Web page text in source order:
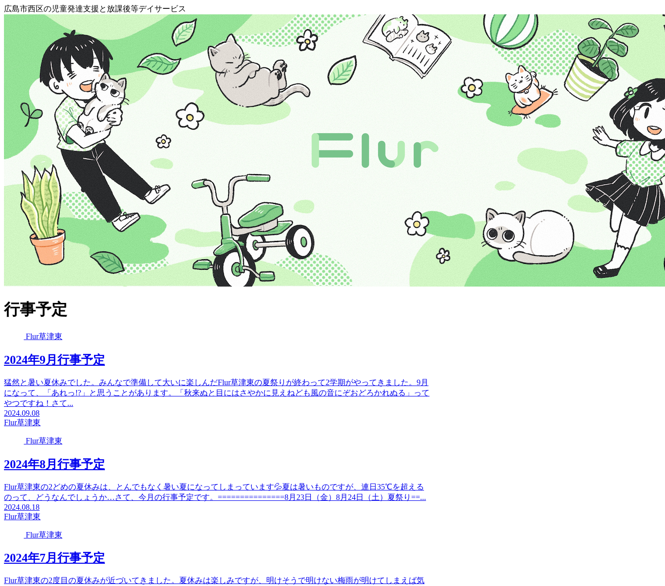
広島市西区の児童発達支援と放課後等デイサービス
行事予定
Flur草津東
2024年9月行事予定
猛然と暑い夏休みでした。みんなで準備して大いに楽しんだFlur草津東の夏祭りが終わって2学期がやってきました。9月
になって、「あれっ!?」と思うことがあります。「秋来ぬと目にはさやかに見えねども風の音にぞおどろかれぬる」って
やつですね！さて...
2024.09.08
Flur草津東
Flur草津東
2024年8月行事予定
Flur草津東の2どめの夏休みは、とんでもなく暑い夏になってしまっています💦夏は暑いものですが、連日35℃を超える
のって、どうなんでしょうか…さて、今月の行事予定です。===============8月23日（金）8月24日（土）夏祭り==...
2024.08.18
Flur草津東
Flur草津東
2024年7月行事予定
Flur草津東の2度目の夏休みが近づいてきました。夏休みは楽しみですが、明けそうで明けない梅雨が明けてしまえば気